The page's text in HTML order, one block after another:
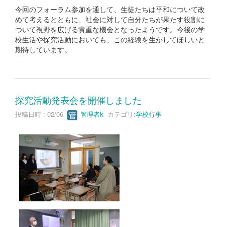
今回のフォーラム参加を通して、生徒たちは平和について改
めて考えるとともに、社会に対して自分たちが果たす役割に
ついて視野を広げる貴重な機会となったようです。今後の学
校生活や探究活動においても、この経験を生かしてほしいと
期待しています。
探究活動発表会を開催しました
投稿日時 : 02/06 管理者k カテゴリ:学校行事